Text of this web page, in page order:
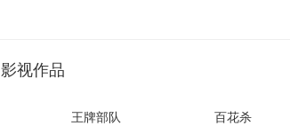
视作品
王牌部队 百花杀